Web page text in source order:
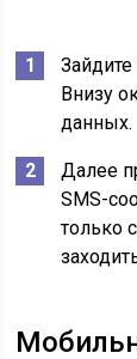
Внизу
данных.
Далее
SMS-
только